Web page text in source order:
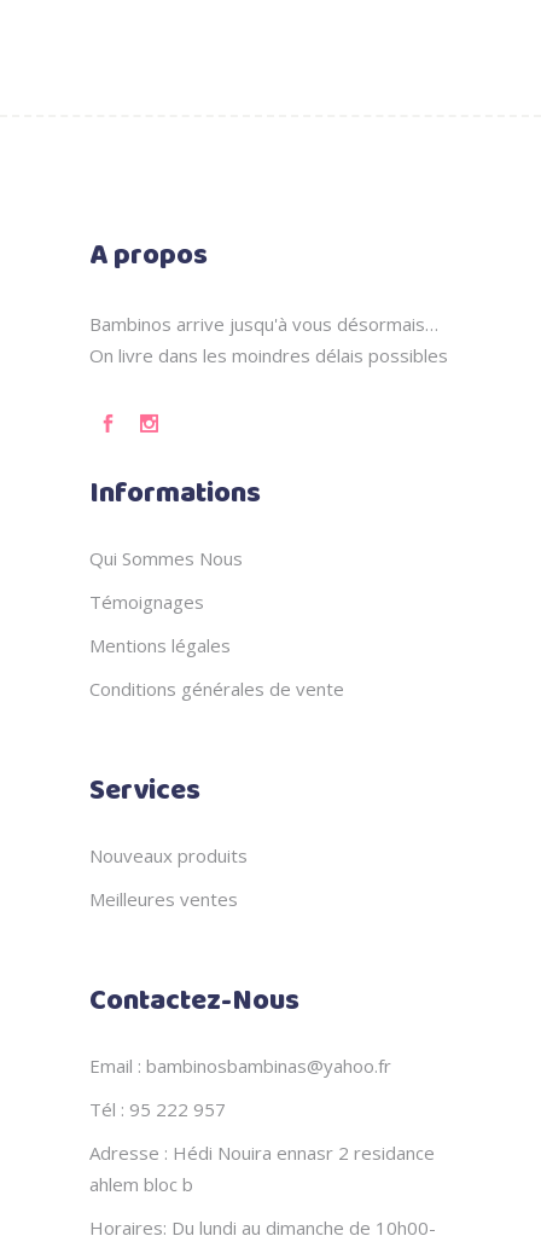
A propos
Bambinos arrive jusqu'à vous désormais…
On livre dans les moindres délais possibles
Informations
Qui Sommes Nous
Témoignages
Mentions légales
Conditions générales de vente
Services
Nouveaux produits
Meilleures ventes
Contactez-Nous
Email : bambinosbambinas@yahoo.fr
Tél : 95 222 957
Adresse : Hédi Nouira ennasr 2 residance
ahlem bloc b
Horaires: Du lundi au dimanche de 10h00-